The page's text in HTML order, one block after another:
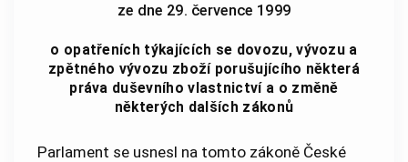
ze dne 29. července 1999
o opatřeních týkajících se dovozu, vývozu a
zpětného vývozu zboží porušujícího některá
práva duševního vlastnictví a o změně
některých dalších zákonů
Parlament se usnesl na tomto zákoně České